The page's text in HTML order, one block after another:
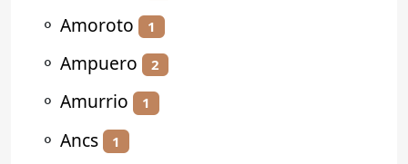
⚬ Amoroto 1
⚬ Ampuero 2
⚬ Amurrio 1
⚬ Ancs 1